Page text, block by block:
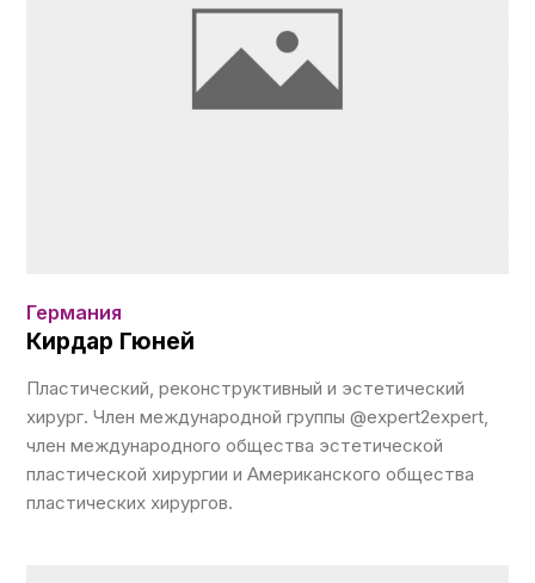
Германия
Кирдар Гюней
Пластический, реконструктивный и эстетический
хирург. Член международной группы @expert2expert,
член международного общества эстетической
пластической хирургии и Американского общества
пластических хирургов.